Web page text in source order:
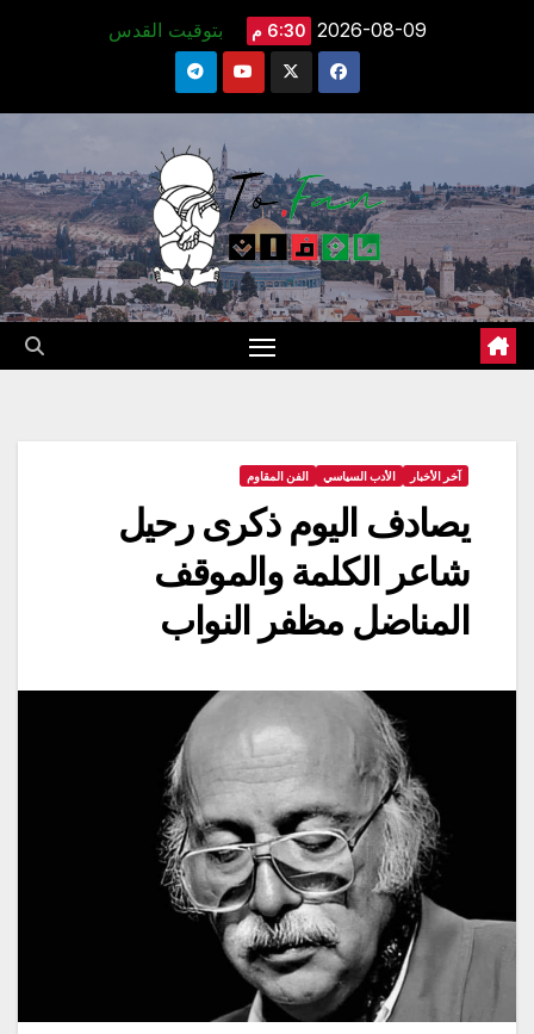
2026-08-09 6:30 م بتوقيت القدس
آخر الأخبار الأدب السياسي الفن المقاوم
يصادف اليوم ذكرى رحيل
شاعر الكلمة والموقف
المناضل مظفر النواب